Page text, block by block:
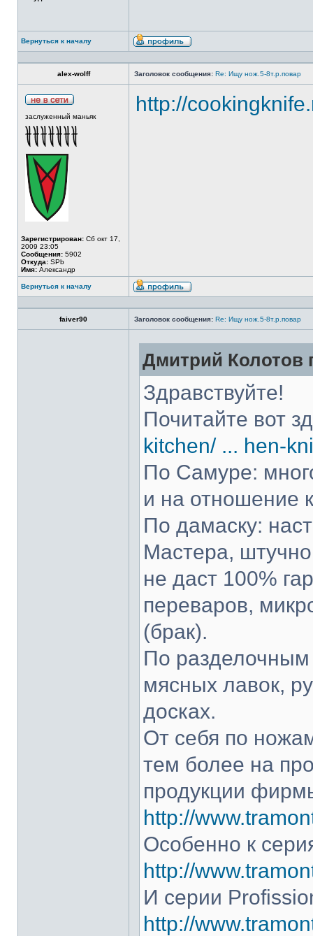
Вернуться к началу
alex-wolff Заголовок сообщения: Re: Ищу нож.5-8т.р.повар
заслуженный маньяк
Зарегистрирован: Сб окт 17,
2009 23:05
Сообщения: 5902
Откуда: SPb
Имя: Александр
http://
Вернуться к началу
faiver90 Заголовок сообщения: Re: Ищу нож.5-8т.р.повар
Дмитрий Колотов
Здравствуйте!
Почитайте вот
kitchen/ ... hen-
По Самуре:
и на отношение
По дамаску:
Мастера,
не даст 100%
переваров,
(брак).
По разделочным
мясных лавок,
досках.
От себя по
тем более на
продукции
http://
Особенно к
http://
И серии
http://